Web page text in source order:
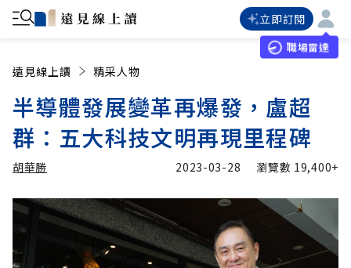
立即訂閱
職場雷達
遠見線上讀 精采人物
半導體發展變革再爆發，盧超
群：五大科技文明再現里程碑
胡華勝
胡華勝
2023-03-28 瀏覽數 19,400+